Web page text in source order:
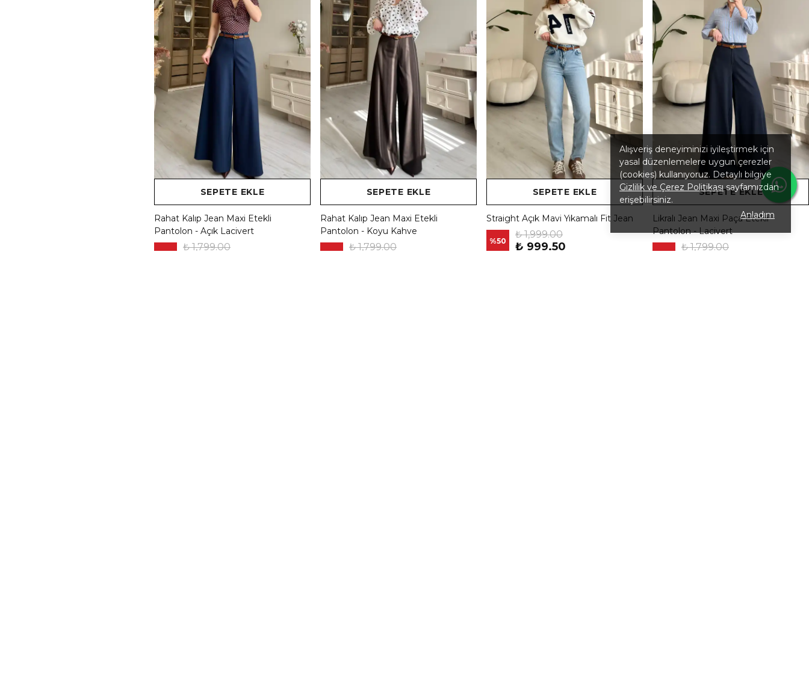
Alışveriş deneyiminizi iyileştirmek için
yasal düzenlemelere uygun çerezler
(cookies) kullanıyoruz. Detaylı bilgiye
Gizlilik ve Çerez Politikasısayfamızdan
erişebilirsiniz.
Anladım
SEPETE EKLE
Rahat Kalıp Jean Maxi Etekli
Pantolon - Açık Lacivert
%22
₺ 1,799.00
SEPETE EKLE
Rahat Kalıp Jean Maxi Etekli
Pantolon - Koyu Kahve
%22
₺ 1,799.00
SEPETE EKLE
Straight Açık Mavi Yıkamalı Fit Jean
%50
₺ 1,999.00
₺ 999.50
SEPETE EKLE
Likralı Jean Maxi Paça Etekli
Pantolon - Lacivert
%22
₺ 1,799.00